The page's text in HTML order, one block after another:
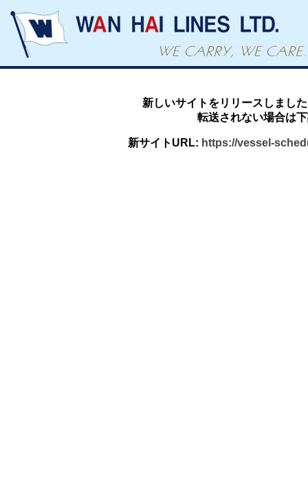
新しいサイトをリリースしまし
転送されない場合は
新サイトURL: https://vessel-